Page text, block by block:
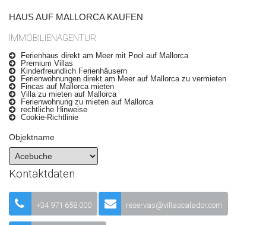
HAUS AUF MALLORCA KAUFEN
IMMOBILIENAGENTUR
Ferienhaus direkt am Meer mit Pool auf Mallorca
Premium Villas
Kinderfreundlich Ferienhäusern
Ferienwohnungen direkt am Meer auf Mallorca zu vermieten
Fincas auf Mallorca mieten
Villa zu mieten auf Mallorca
Ferienwohnung zu mieten auf Mallorca
rechtliche Hinweise
Cookie-Richtlinie
Objektname
Kontaktdaten
+34 971 658 000 reservas@villascalador.com